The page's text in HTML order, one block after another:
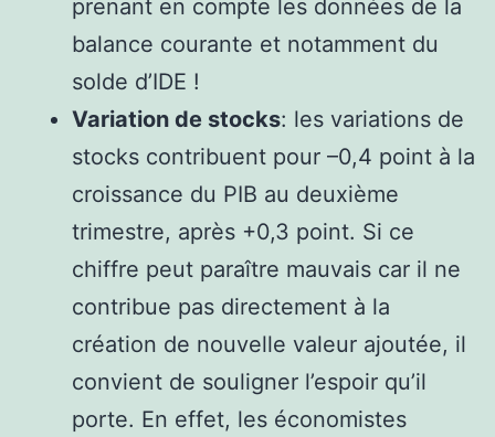
prenant en compte les données de la
balance courante et notamment du
solde d’IDE !
Variation de stocks: les variations de
stocks contribuent pour –0,4 point à la
croissance du PIB au deuxième
trimestre, après +0,3 point. Si ce
chiffre peut paraître mauvais car il ne
contribue pas directement à la
création de nouvelle valeur ajoutée, il
convient de souligner l’espoir qu’il
porte. En effet, les économistes